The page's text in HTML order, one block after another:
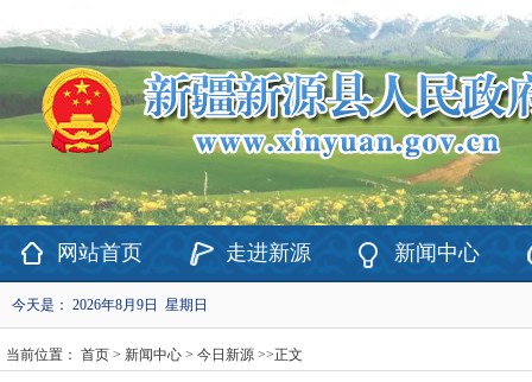
欢迎访问新疆维吾尔自治区新源县政府网站！
网站首页 走进新源 新闻中心
今天是： 2026年8月9日 星期日
当前位置： 首页 > 新闻中心 > 今日新源 >>正文